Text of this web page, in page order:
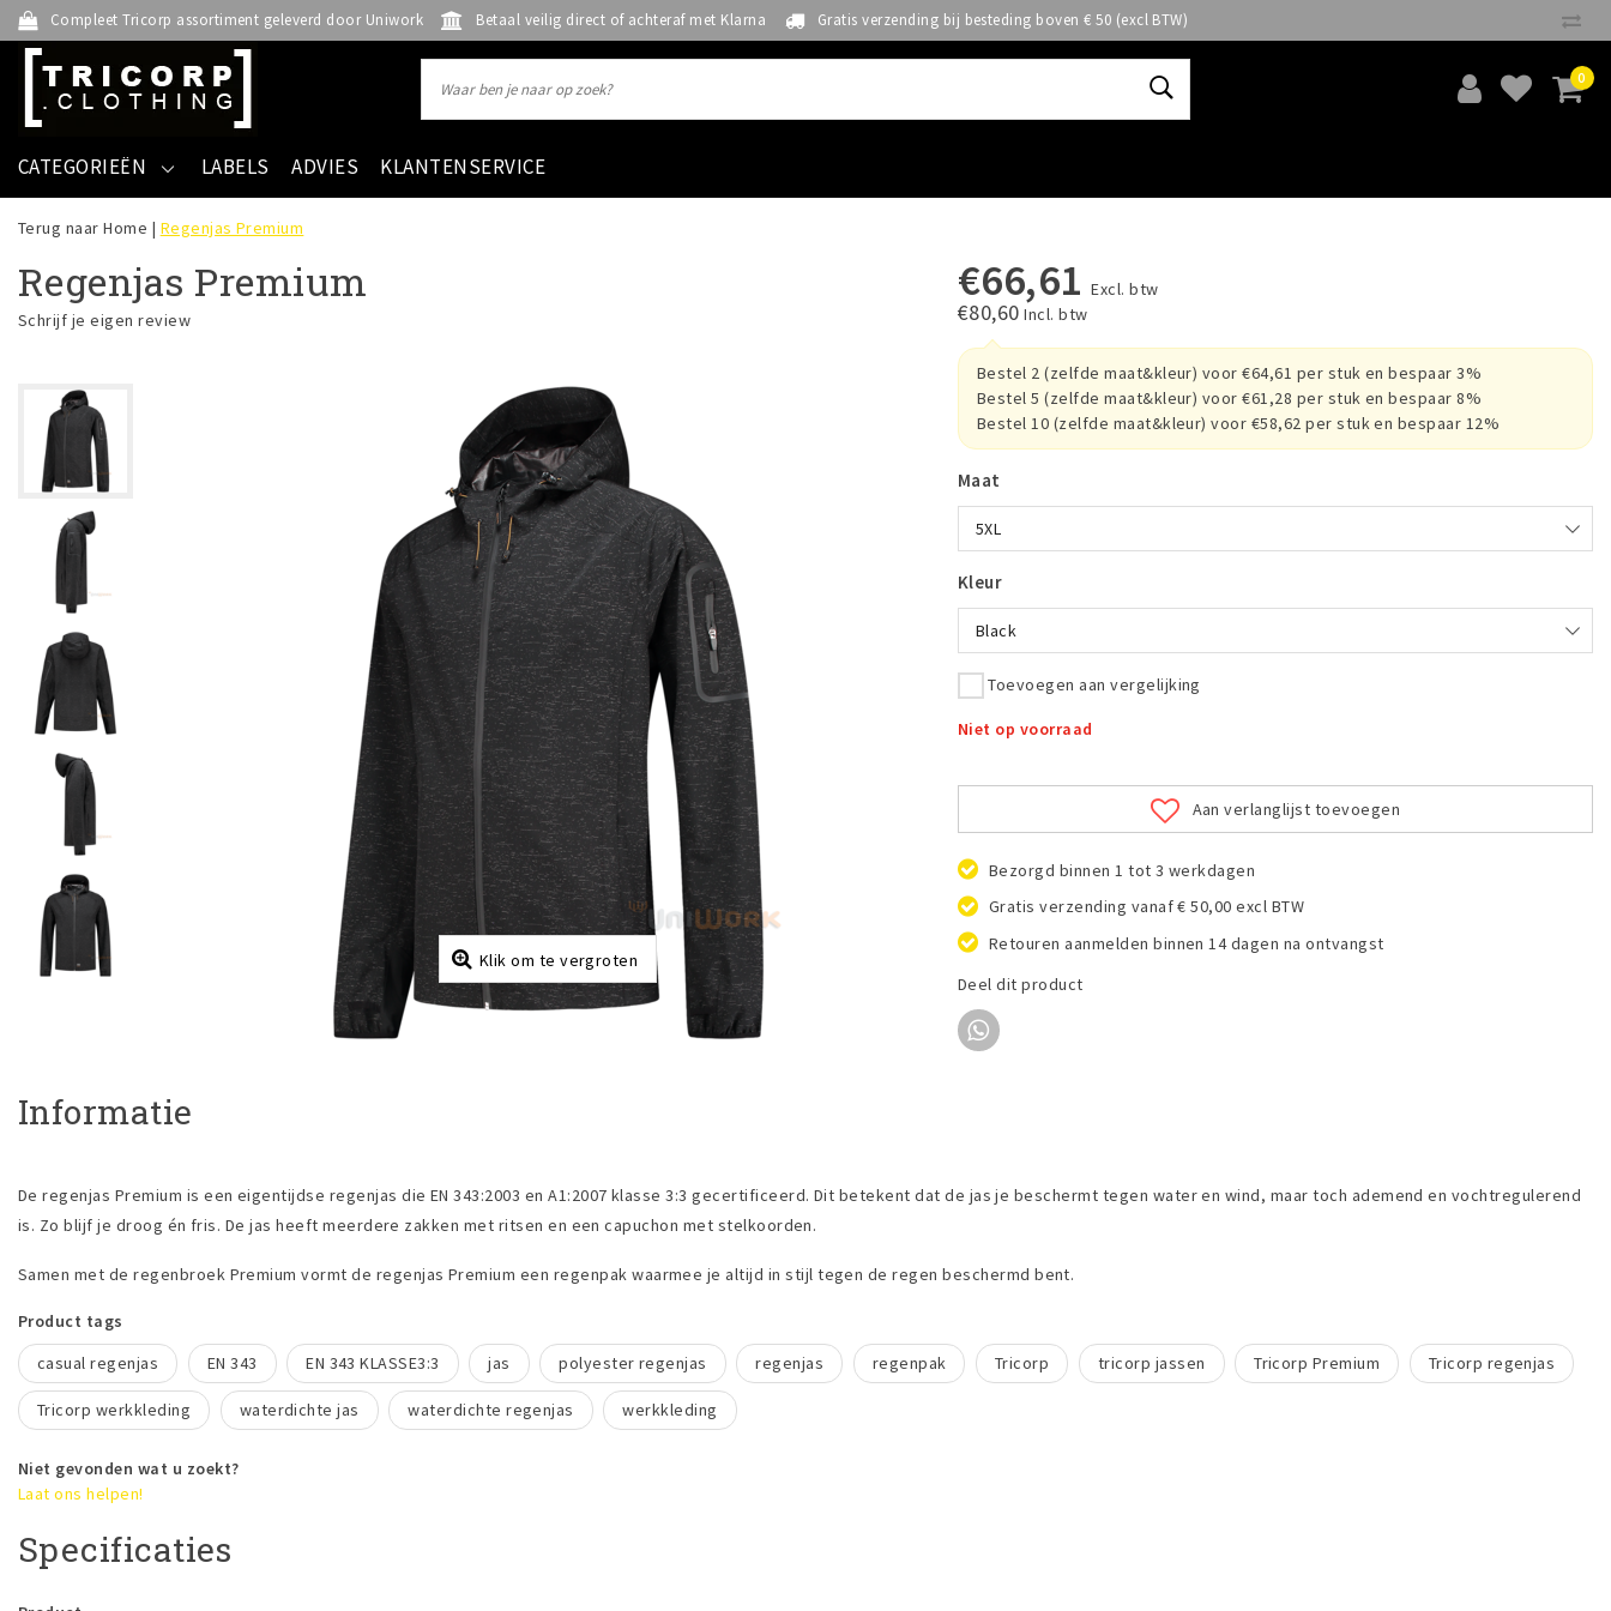
Compleet Tricorp assortiment geleverd door Uniwork Betaal veilig direct of achteraf met Klarna Gratis verzending bij besteding boven € 50 (excl BTW)
0
CATEGORIEËN LABELS ADVIES KLANTENSERVICE
Terug naar Home | Regenjas Premium
Regenjas Premium
Schrijf je eigen review
Klik om te vergroten
€66,61 Excl. btw
€80,60 Incl. btw
Bestel 2 (zelfde maat&kleur) voor €64,61 per stuk en bespaar 3%
Bestel 5 (zelfde maat&kleur) voor €61,28 per stuk en bespaar 8%
Bestel 10 (zelfde maat&kleur) voor €58,62 per stuk en bespaar 12%
Maat
5XL
Kleur
Black
Toevoegen aan vergelijking
Niet op voorraad
Aan verlanglijst toevoegen
Bezorgd binnen 1 tot 3 werkdagen
Gratis verzending vanaf € 50,00 excl BTW
Retouren aanmelden binnen 14 dagen na ontvangst
Deel dit product
Informatie
De regenjas Premium is een eigentijdse regenjas die EN 343:2003 en A1:2007 klasse 3:3 gecertificeerd. Dit betekent dat de jas je beschermt tegen water en wind, maar toch ademend en vochtregulerend
is. Zo blijf je droog én fris. De jas heeft meerdere zakken met ritsen en een capuchon met stelkoorden.
Samen met de regenbroek Premium vormt de regenjas Premium een regenpak waarmee je altijd in stijl tegen de regen beschermd bent.
Product tags
casual regenjas
EN 343 EN 343 KLASSE3:3 jas polyester regenjas regenjas regenpak Tricorp tricorp jassen Tricorp Premium Tricorp regenjas
Tricorp werkkleding waterdichte jas waterdichte regenjas werkkleding
Niet gevonden wat u zoekt?
Laat ons helpen!
Specificaties